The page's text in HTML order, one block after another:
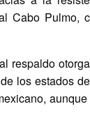
Cabo Pulmo,
respaldo
los estados